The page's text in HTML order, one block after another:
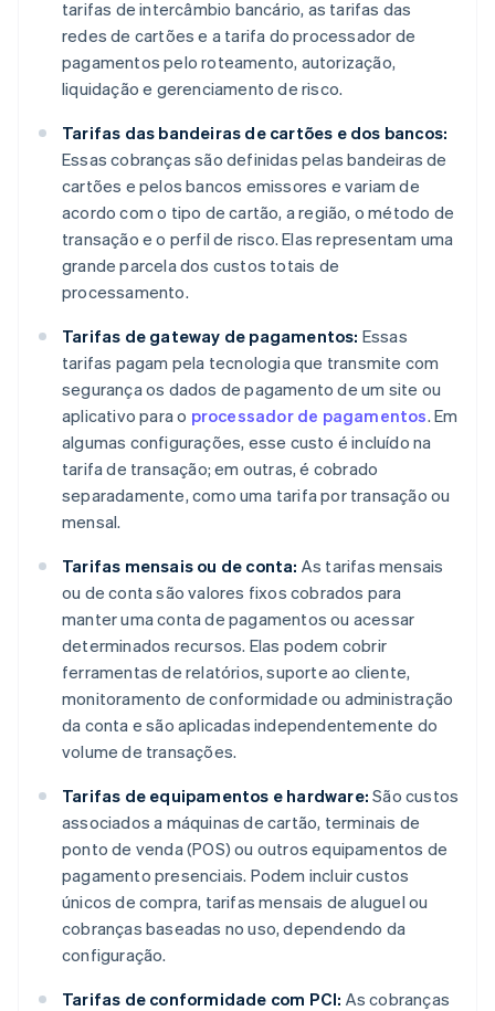
tarifas de intercâmbio bancário, as tarifas das
redes de cartões e a tarifa do processador de
pagamentos pelo roteamento, autorização,
liquidação e gerenciamento de risco.
Tarifas das bandeiras de cartões e dos bancos:
Essas cobranças são definidas pelas bandeiras de
cartões e pelos bancos emissores e variam de
acordo com o tipo de cartão, a região, o método de
transação e o perfil de risco. Elas representam uma
grande parcela dos custos totais de
processamento.
Tarifas de gateway de pagamentos: Essas
tarifas pagam pela tecnologia que transmite com
segurança os dados de pagamento de um site ou
aplicativo para o processador de pagamentos. Em
algumas configurações, esse custo é incluído na
tarifa de transação; em outras, é cobrado
separadamente, como uma tarifa por transação ou
mensal.
Tarifas mensais ou de conta: As tarifas mensais
ou de conta são valores fixos cobrados para
manter uma conta de pagamentos ou acessar
determinados recursos. Elas podem cobrir
ferramentas de relatórios, suporte ao cliente,
monitoramento de conformidade ou administração
da conta e são aplicadas independentemente do
volume de transações.
Tarifas de equipamentos e hardware: São custos
associados a máquinas de cartão, terminais de
ponto de venda (POS) ou outros equipamentos de
pagamento presenciais. Podem incluir custos
únicos de compra, tarifas mensais de aluguel ou
cobranças baseadas no uso, dependendo da
configuração.
Tarifas de conformidade com PCI: As cobranças